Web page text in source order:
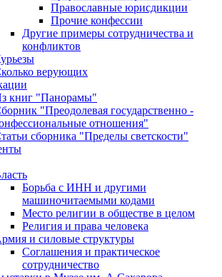
Православные юрисдикции
Прочие конфессии
Другие примеры сотрудничества и
конфликтов
верующих
книг "Панорамы"
"Преодолевая государственно -
отношения"
сборника "Пределы светскости"
Борьба с ИНН и другими
машиночитаемыми кодами
Место религии в обществе в целом
Религия и права человека
и силовые структуры
Соглашения и практическое
сотрудничество